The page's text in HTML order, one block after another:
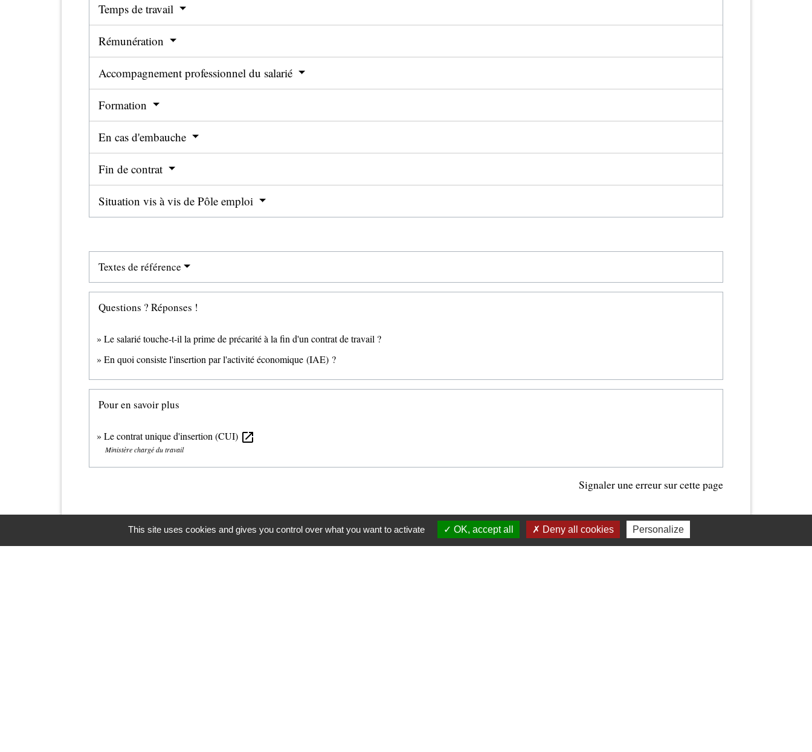
Temps de travail
Rémunération
Accompagnement professionnel du salarié
Formation
En cas d'embauche
Fin de contrat
Situation vis à vis de Pôle emploi
Textes de référence
Questions ? Réponses !
Le salarié touche-t-il la prime de précarité à la fin d'un contrat de travail ?
En quoi consiste l'insertion par l'activité économique (IAE) ?
Pour en savoir plus
Le contrat unique d'insertion (CUI) open_in_new
Ministère chargé du travail
Signaler une erreur sur cette page
This site uses cookies and gives you control over what you want to activate OK, accept all Deny all cookies Personalize